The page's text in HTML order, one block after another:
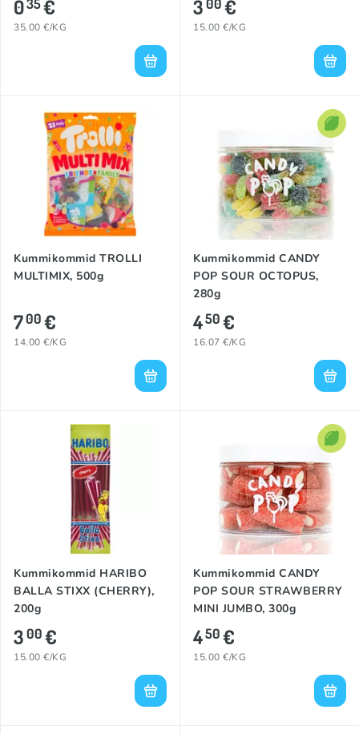
035€
35.00 €/KG
300€
15.00 €/KG
Kummikommid TROLLI
MULTIMIX, 500g
700€
14.00 €/KG
Kummikommid CANDY
POP SOUR OCTOPUS,
280g
450€
16.07 €/KG
Kummikommid HARIBO
BALLA STIXX (CHERRY),
200g
300€
15.00 €/KG
Kummikommid CANDY
POP SOUR STRAWBERRY
MINI JUMBO, 300g
450€
15.00 €/KG